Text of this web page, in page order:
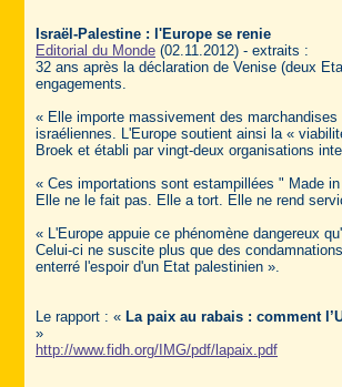
Israël-Palestine : l'Europe se renie
Editorial du Monde (02.11.2012) - extraits :
32 ans après la déclaration de Venise (deux
engagements.
« Elle importe massivement des
israéliennes. L'Europe soutient ainsi la «
Broek et établi par vingt-deux organisations
« Ces importations sont estampillées " Made
Elle ne le fait pas. Elle a tort. Elle ne rend
« L'Europe appuie ce phénomène dangereux
Celui-ci ne suscite plus que des
enterré l'espoir d'un Etat palestinien ».
Le rapport : « La paix au rabais : comment
»
http://www.fidh.org/IMG/pdf/lapaix.pdf